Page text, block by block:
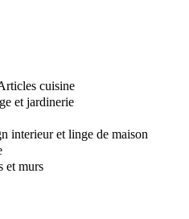
cuisine
et jardinerie
interieur et linge de maison
et murs